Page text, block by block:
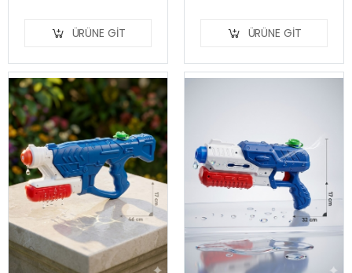
ÜRÜNE GIT ÜRÜNE GIT